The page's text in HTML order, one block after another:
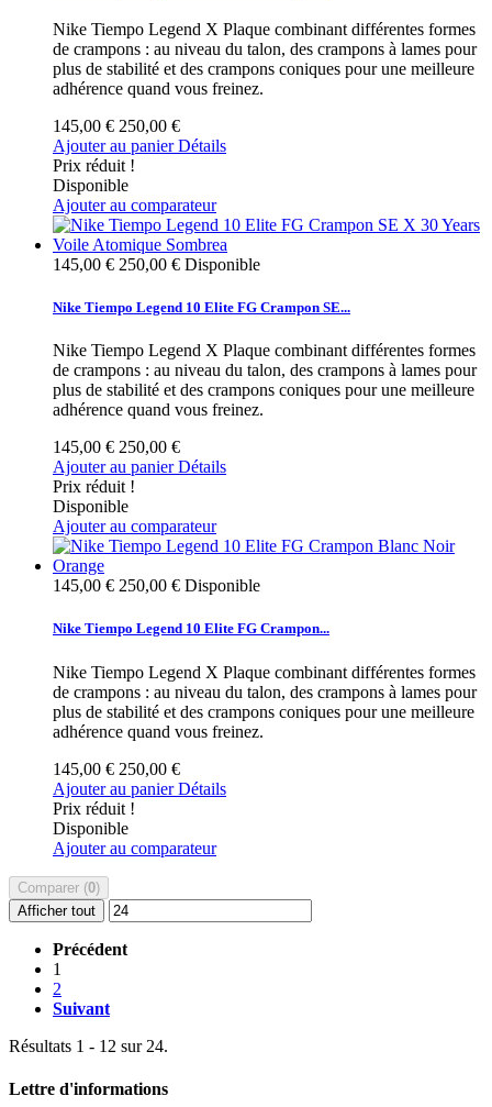
Nike Tiempo Legend X Plaque combinant différentes formes
de crampons : au niveau du talon, des crampons à lames pour
plus de stabilité et des crampons coniques pour une meilleure
adhérence quand vous freinez.
145,00 € 250,00 €
Ajouter au panier Détails
Prix réduit !
Disponible
Ajouter au comparateur
145,00 € 250,00 € Disponible
Nike Tiempo Legend 10 Elite FG Crampon SE...
Nike Tiempo Legend X Plaque combinant différentes formes
de crampons : au niveau du talon, des crampons à lames pour
plus de stabilité et des crampons coniques pour une meilleure
adhérence quand vous freinez.
145,00 € 250,00 €
Ajouter au panier Détails
Prix réduit !
Disponible
Ajouter au comparateur
145,00 € 250,00 € Disponible
Nike Tiempo Legend 10 Elite FG Crampon...
Nike Tiempo Legend X Plaque combinant différentes formes
de crampons : au niveau du talon, des crampons à lames pour
plus de stabilité et des crampons coniques pour une meilleure
adhérence quand vous freinez.
145,00 € 250,00 €
Ajouter au panier Détails
Prix réduit !
Disponible
Ajouter au comparateur
Comparer (0)
Afficher tout
Précédent
1
2
Suivant
Résultats 1 - 12 sur 24.
Lettre d'informations